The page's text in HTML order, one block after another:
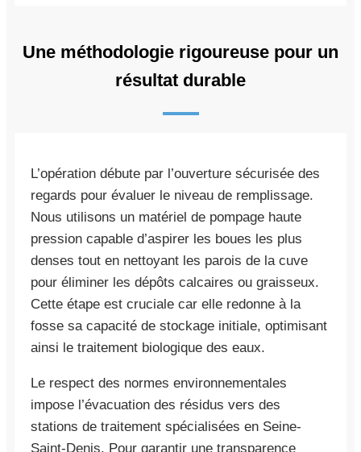
Une méthodologie rigoureuse pour un
résultat durable
L’opération débute par l’ouverture sécurisée des
regards pour évaluer le niveau de remplissage.
Nous utilisons un matériel de pompage haute
pression capable d’aspirer les boues les plus
denses tout en nettoyant les parois de la cuve
pour éliminer les dépôts calcaires ou graisseux.
Cette étape est cruciale car elle redonne à la
fosse sa capacité de stockage initiale, optimisant
ainsi le traitement biologique des eaux.
Le respect des normes environnementales
impose l’évacuation des résidus vers des
stations de traitement spécialisées en Seine-
Saint-Denis. Pour garantir une transparence